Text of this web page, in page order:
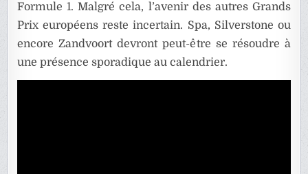
Formule 1. Malgré cela, l’avenir des autres Grands
Prix européens reste incertain. Spa, Silverstone ou
encore Zandvoort devront peut-être se résoudre à
une présence sporadique au calendrier.